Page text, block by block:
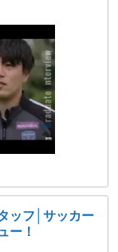
ッフ│サッカー
ー！